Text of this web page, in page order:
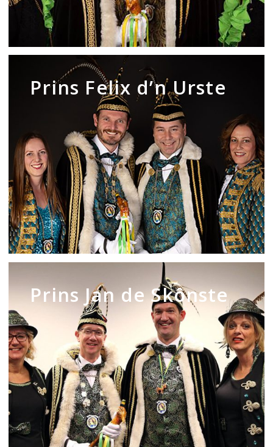
FelixPrins Felix d’n Urste
Jan
de
Skônste
Prins Jan de Skônste